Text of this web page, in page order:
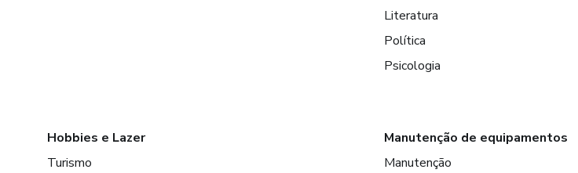
Literatura
Política
Psicologia
Hobbies e Lazer
Turismo
Manutenção de equipamentos
Manutenção